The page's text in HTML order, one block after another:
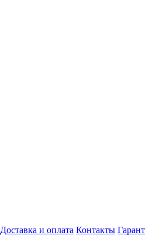
Доставка и оплата Контакты